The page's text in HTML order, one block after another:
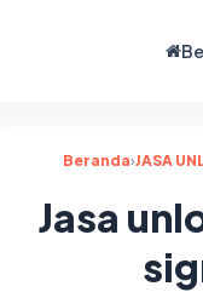
Beranda›JASA
Jasa